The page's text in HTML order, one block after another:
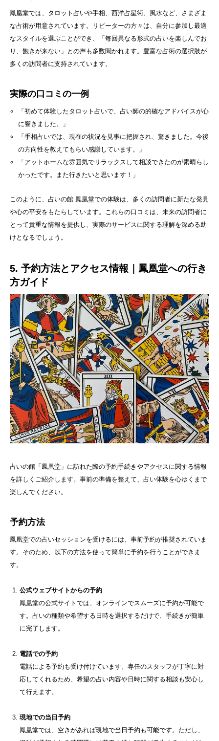
鳳凰堂では、タロット占いや手相、西洋占星術、風水など、さまざま
な占術が用意されています。リピーターの方々は、自分に参加し最適
なスタイルを選ぶことができ、「毎回異なる形式の占いを楽しんでお
り、飽きが来ない」との声も多数聞かれます。豊富な占術の選択肢が
多くの訪問者に支持されています。
実際の口コミの一例
「初めて体験したタロット占いで、占い師の的確なアドバイスが心
に響きました。」
「手相占いでは、現在の状況を見事に把握され、驚きました。今後
の方向性を教えてもらい感謝しています。」
「アットホームな雰囲気でリラックスして相談できたのが素晴らし
かったです。また行きたいと思います！」
このように、占いの館 鳳凰堂での体験は、多くの訪問者に新たな発見
や心の平安をもたらしています。これらの口コミは、未来の訪問者に
とって貴重な情報を提供し、実際のサービスに関する理解を深める助
けとなるでしょう。
5. 予約方法とアクセス情報｜鳳凰堂への行き
方ガイド
占いの館「鳳凰堂」に訪れた際の予約手続きやアクセスに関する情報
を詳しくご紹介します。事前の準備を整えて、占い体験を心ゆくまで
楽しんでください。
予約方法
鳳凰堂での占いセッションを受けるには、事前予約が推奨されていま
す。そのため、以下の方法を使って簡単に予約を行うことができま
す。
公式ウェブサイトからの予約
鳳凰堂の公式サイトでは、オンラインでスムーズに予約が可能で
す。占いの種類や希望する日時を選択するだけで、手続きが簡単
に完了します。
電話での予約
電話による予約も受け付けています。専任のスタッフが丁寧に対
応してくれるため、希望の占い内容や日時に関する相談も安心し
て行えます。
現地での当日予約
鳳凰堂では、空きがあれば現地で当日予約も可能です。ただし、